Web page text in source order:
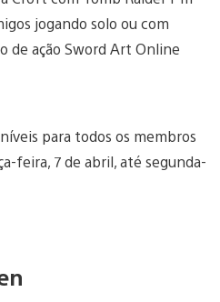
jogando solo ou com
de ação Sword Art Online
para todos os membros
feira, 7 de abril, até segunda-